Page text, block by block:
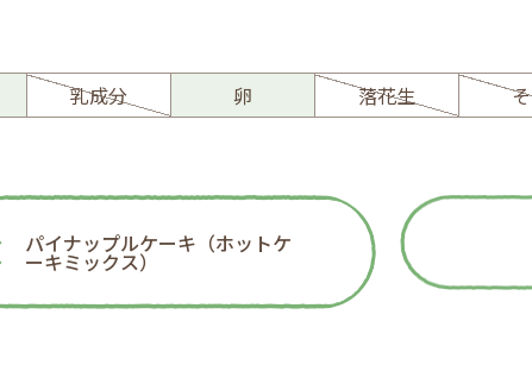
乳成分 卵 落花生
パイナップルケーキ（ホットケ
ーキミックス）